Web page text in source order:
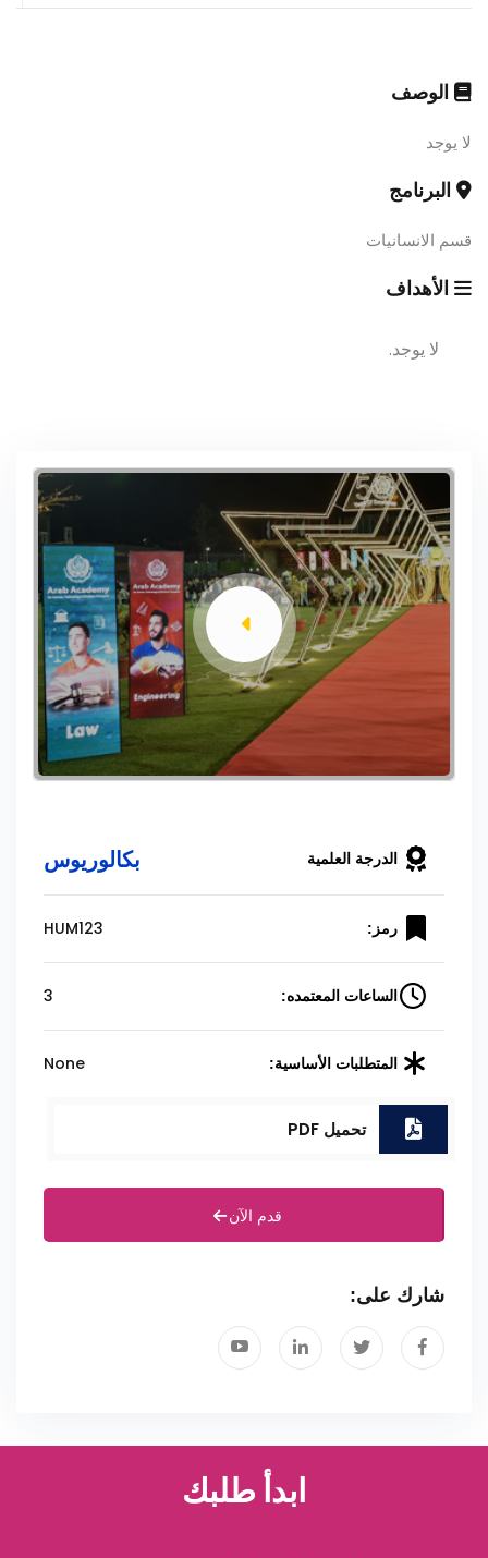
الوصف
لا يوجد
البرنامج
قسم الانسانيات
الأهداف
لا يوجد.
الدرجة العلمية بكالوريوس
رمز: HUM123
الساعات المعتمده: 3
المتطلبات الأساسية: None
تحميل PDF
قدم الآن
شارك على:
ابدأ طلبك